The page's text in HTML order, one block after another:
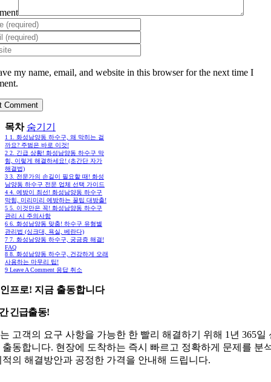
my name, email, and website in this browser for the next time I
목차 숨기기
1 1. 화성남양동 하수구, 왜 막히는 걸
까요? 주범은 바로 이것!
2 2. 긴급 상황! 화성남양동 하수구 막
힘, 이렇게 해결하세요! (초간단 자가
해결법)
3 3. 전문가의 손길이 필요할 때! 화성
남양동 하수구 전문 업체 선택 가이드
4 4. 예방이 최선! 화성남양동 하수구
막힘, 미리미리 예방하는 꿀팁 대방출!
5 5. 이것만은 꼭! 화성남양동 하수구
관리 시 주의사항
6 6. 화성남양동 맞춤! 하수구 유형별
관리법 (싱크대, 욕실, 베란다)
7 7. 화성남양동 하수구, 궁금증 해결!
FAQ
8 8. 화성남양동 하수구, 건강하게 오래
사용하는 마무리 팁!
9 Leave A Comment 응답 취소
프로! 지금 출동합니다
긴급출동!
고객의 요구 사항을 가능한 한 빨리 해결하기 위해 1년 365일
출동합니다. 현장에 도착하는 즉시 빠르고 정확하게 문제를 분
적의 해결방안과 공정한 가격을 안내해 드립니다.